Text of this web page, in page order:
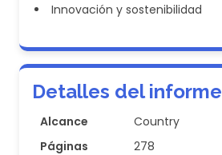
Innovación y sostenibilidad
Detalles del informe
Alcance
Country
Páginas
278